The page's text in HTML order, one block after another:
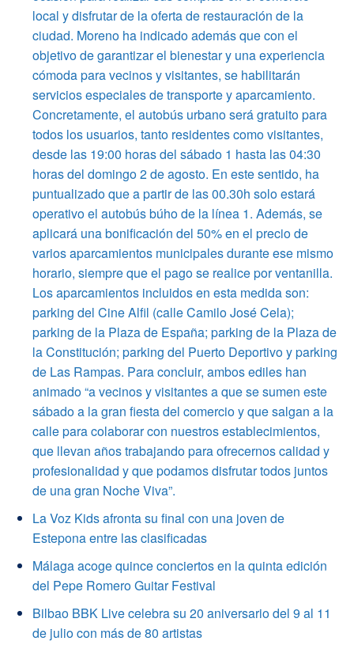
local y disfrutar de la oferta de restauración de la
ciudad. Moreno ha indicado además que con el
objetivo de garantizar el bienestar y una experiencia
cómoda para vecinos y visitantes, se habilitarán
servicios especiales de transporte y aparcamiento.
Concretamente, el autobús urbano será gratuito para
todos los usuarios, tanto residentes como visitantes,
desde las 19:00 horas del sábado 1 hasta las 04:30
horas del domingo 2 de agosto. En este sentido, ha
puntualizado que a partir de las 00.30h solo estará
operativo el autobús búho de la línea 1. Además, se
aplicará una bonificación del 50% en el precio de
varios aparcamientos municipales durante ese mismo
horario, siempre que el pago se realice por ventanilla.
Los aparcamientos incluidos en esta medida son:
parking del Cine Alfil (calle Camilo José Cela);
parking de la Plaza de España; parking de la Plaza de
la Constitución; parking del Puerto Deportivo y parking
de Las Rampas. Para concluir, ambos ediles han
animado “a vecinos y visitantes a que se sumen este
sábado a la gran fiesta del comercio y que salgan a la
calle para colaborar con nuestros establecimientos,
que llevan años trabajando para ofrecernos calidad y
profesionalidad y que podamos disfrutar todos juntos
de una gran Noche Viva”.
La Voz Kids afronta su final con una joven de
Estepona entre las clasificadas
Málaga acoge quince conciertos en la quinta edición
del Pepe Romero Guitar Festival
Bilbao BBK Live celebra su 20 aniversario del 9 al 11
de julio con más de 80 artistas